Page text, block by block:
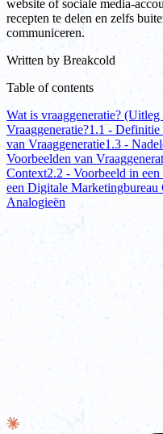
website of sociale media-
recepten te delen en zelfs
communiceren.
Written by Breakcold
Table of contents
Wat is vraaggeneratie?
Vraaggeneratie?1.1 - Definitie
van Vraaggeneratie1.3 -
Voorbeelden van
Context2.2 - Voorbeeld in
een Digitale Marketingbureau
Analogieën